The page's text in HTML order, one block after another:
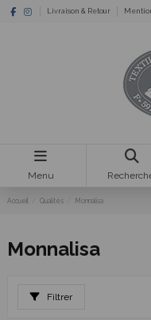
Livraison & Retour
Menu
Accueil Qualités Monnalisa
Monnalisa
Filtrer